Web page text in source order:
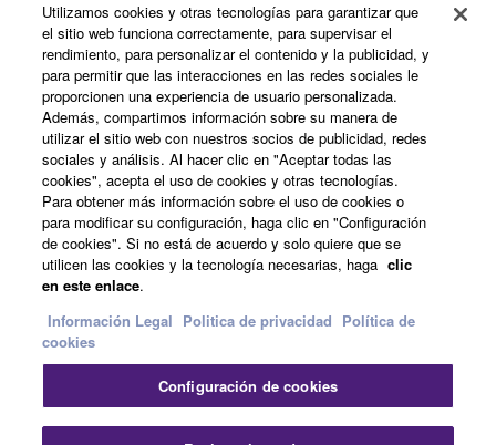
Acerca de Yamaha
España - Spanish
Empresa
Contacte con nosotrosTerminos de uso
Politica de privacidadPolítica de cookies
Información Legal
Utilizamos cookies y otras tecnologías para garantizar que
el sitio web funciona correctamente, para supervisar el
rendimiento, para personalizar el contenido y la publicidad, y
para permitir que las interacciones en las redes sociales le
proporcionen una experiencia de usuario personalizada.
Además, compartimos información sobre su manera de
utilizar el sitio web con nuestros socios de publicidad, redes
sociales y análisis. Al hacer clic en "Aceptar todas las
cookies", acepta el uso de cookies y otras tecnologías.
Para obtener más información sobre el uso de cookies o
para modificar su configuración, haga clic en "Configuración
de cookies". Si no está de acuerdo y solo quiere que se
utilicen las cookies y la tecnología necesarias, haga clic
en este enlace.
Información Legal Politica de privacidad Política de
cookies
Configuración de cookies